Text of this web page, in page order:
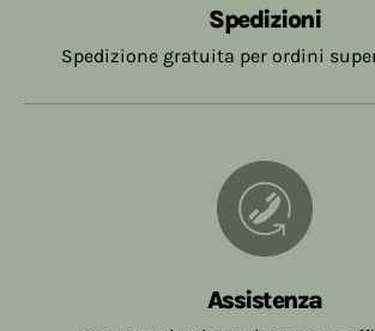
Fino a € 19,99
Da € 20,00 a € 58,99
Da € 59,00
giorni dalla data dell'ordine, trascorso
termine senza che i prodotti siano
Spedizioni
Spedizione gratuita per ordini
Assistenza